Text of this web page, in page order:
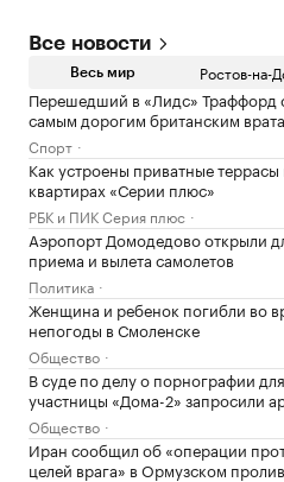
Все новости
Весь мир Ростов-на-
Перешедший в «Лидс» Траффорд
самым дорогим британским
Спорт
Как устроены приватные террасы
квартирах «Серии плюс»
РБК и ПИК Серия плюс
Аэропорт Домодедово открыли
приема и вылета самолетов
Политика
Женщина и ребенок погибли во
непогоды в Смоленске
Общество
В суде по делу о порнографии
участницы «Дома-2» запросили
Общество
Иран сообщил об «операции
целей врага» в Ормузском